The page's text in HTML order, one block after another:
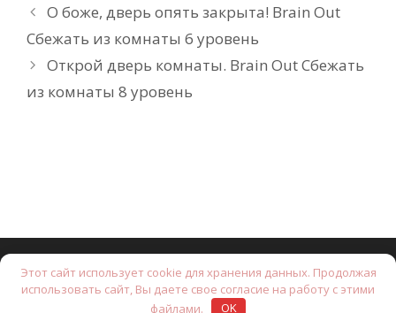
О боже, дверь опять закрыта! Brain Out
Сбежать из комнаты 6 уровень
Открой дверь комнаты. Brain Out Сбежать
из комнаты 8 уровень
© 2026 Brain Test: Хитрые головоломки. • Создано с
помощью
GeneratePress
Этот сайт использует cookie для хранения данных. Продолжая
использовать сайт, Вы даете свое согласие на работу с этими
файлами.
OK